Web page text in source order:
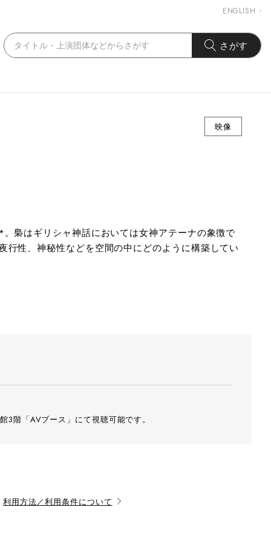
ENGLISH
さがす
映像
梟はギリシャ神話においては女神アテーナの象徴で
行性、神秘性などを空間の中にどのように構築してい
3階「AVブース」にて視聴可能です。
利用方法／利用条件について